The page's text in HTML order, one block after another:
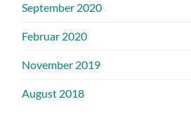
September 2020
Februar 2020
November 2019
August 2018